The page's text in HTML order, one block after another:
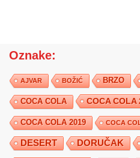
Oznake:
AJVAR BOŽIĆ BRZO
COCA COLA COCA COLA
COCA COLA 2019 COCA
DESERT DORUČAK